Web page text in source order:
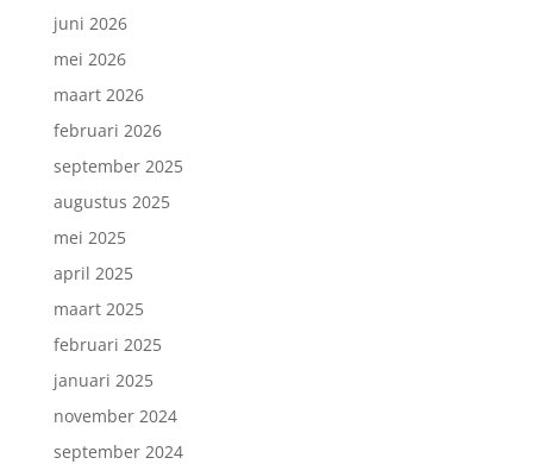
juni 2026
mei 2026
maart 2026
februari 2026
september 2025
augustus 2025
mei 2025
april 2025
maart 2025
februari 2025
januari 2025
november 2024
september 2024